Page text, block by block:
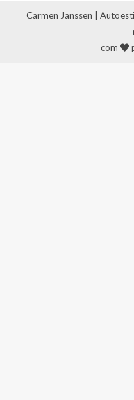
Carmen Janssen |
com